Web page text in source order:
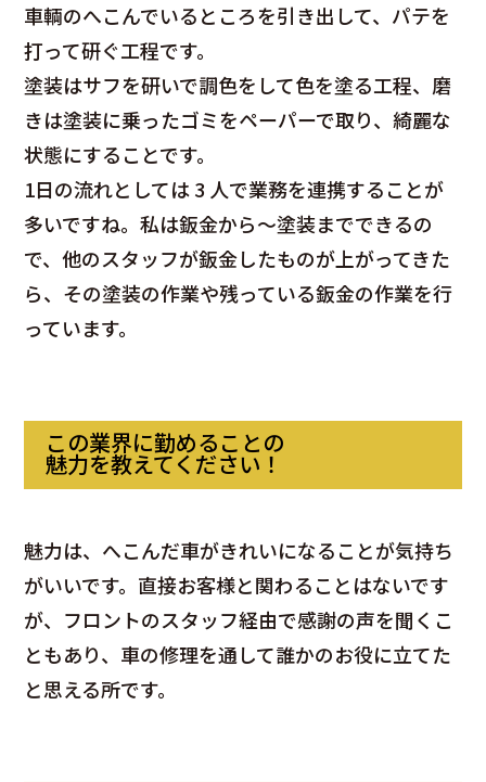
車輌のへこんでいるところを引き出して、パテを
打って研ぐ工程です。
塗装はサフを研いで調色をして色を塗る工程、磨
きは塗装に乗ったゴミをペーパーで取り、綺麗な
状態にすることです。
1日の流れとしては 3 人で業務を連携することが
多いですね。私は鈑金から～塗装までできるの
で、他のスタッフが鈑金したものが上がってきた
ら、その塗装の作業や残っている鈑金の作業を行
っています。
この業界に勤めることの
魅力を教えてください！
魅力は、へこんだ車がきれいになることが気持ち
がいいです。直接お客様と関わることはないです
が、フロントのスタッフ経由で感謝の声を聞くこ
ともあり、車の修理を通して誰かのお役に立てた
と思える所です。